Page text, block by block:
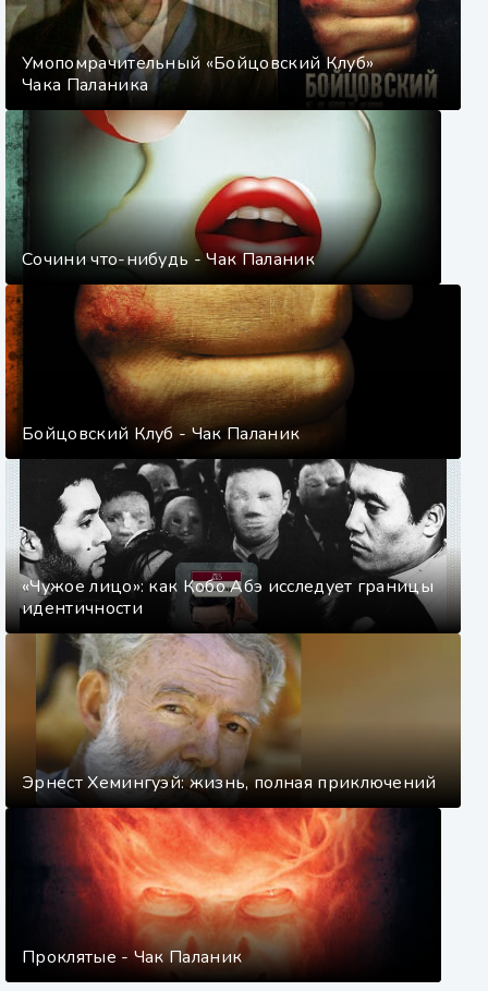
Умопомрачительный «Бойцовский Клуб»
Чака Паланика
Сочини что-нибудь - Чак Паланик
Бойцовский Клуб - Чак Паланик
«Чужое лицо»: как Кобо Абэ исследует границы
идентичности
Эрнест Хемингуэй: жизнь, полная приключений
Проклятые - Чак Паланик